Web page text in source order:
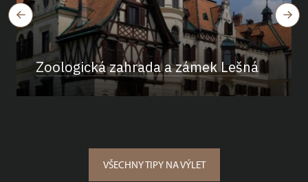
Zoologická zahrada a zámek Lešná
VŠECHNY TIPY NA VÝLET